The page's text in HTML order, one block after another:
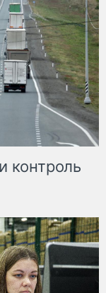
контроль